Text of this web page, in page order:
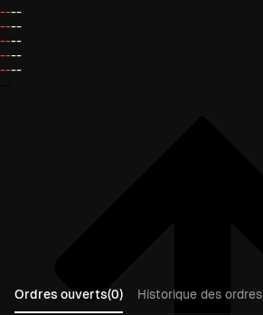
----
----
----
----
----
Ordres ouverts(0) Historique des ordres